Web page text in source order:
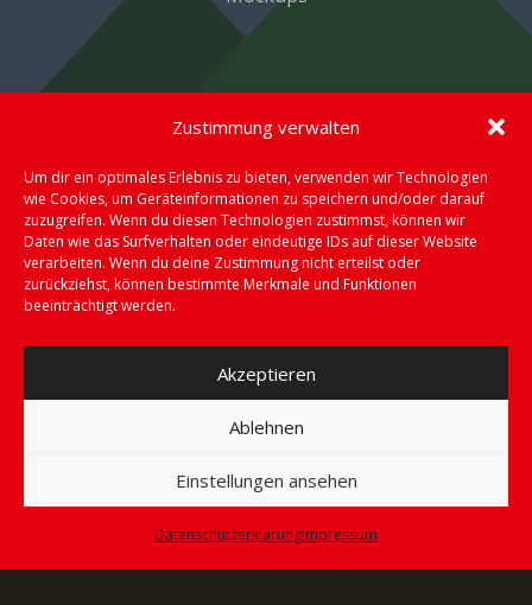
Zustimmung verwalten
Um dir ein optimales Erlebnis zu bieten, verwenden wir Technologien
wie Cookies, um Geräteinformationen zu speichern und/oder darauf
zuzugreifen. Wenn du diesen Technologien zustimmst, können wir
Daten wie das Surfverhalten oder eindeutige IDs auf dieser Website
verarbeiten. Wenn du deine Zustimmung nicht erteilst oder
zurückziehst, können bestimmte Merkmale und Funktionen
beeinträchtigt werden.
Akzeptieren
Ablehnen
Einstellungen ansehen
DatenschutzerklärungImpressum
Project Example 3 – Grey
Photography